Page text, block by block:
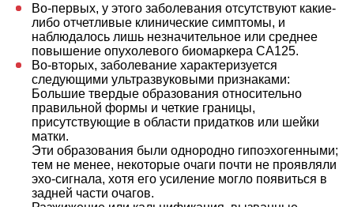
Во-первых, у этого заболевания отсутствуют какие-
либо отчетливые клинические симптомы, и
наблюдалось лишь незначительное или среднее
повышение опухолевого биомаркера CA125.
Во-вторых, заболевание характеризуется
следующими ультразвуковыми признаками:
Большие твердые образования относительно
правильной формы и четкие границы,
присутствующие в области придатков или шейки
матки.
Эти образования были однородно гипоэхогенными;
тем не менее, некоторые очаги почти не проявляли
эхо-сигнала, хотя его усиление могло появиться в
задней части очагов.